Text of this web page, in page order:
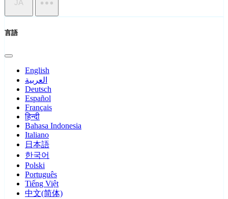
JA
言語
English
العربية
Deutsch
Español
Français
हिन्दी
Bahasa Indonesia
Italiano
日本語
한국어
Polski
Português
Tiếng Việt
中文(简体)